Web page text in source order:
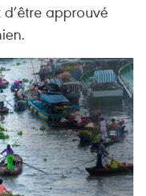
approuvé